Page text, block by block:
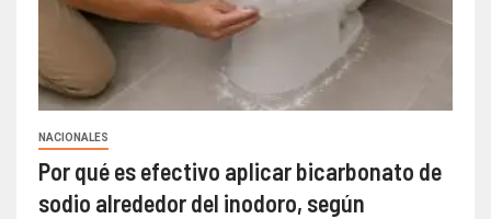
NACIONALES
Por qué es efectivo aplicar bicarbonato de
sodio alrededor del inodoro, según